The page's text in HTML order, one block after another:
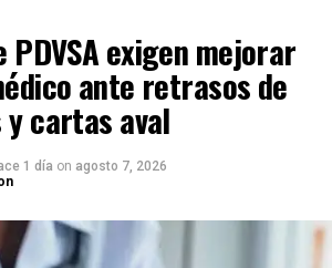
PDVSA exigen mejorar
ante retrasos de
y cartas aval
1 día on agosto 7, 2026